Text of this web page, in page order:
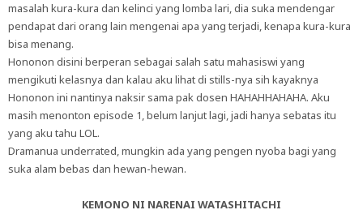
masalah kura-kura dan kelinci yang lomba lari, dia suka mendengar
pendapat dari orang lain mengenai apa yang terjadi, kenapa kura-kura
bisa menang.
Hononon disini berperan sebagai salah satu mahasiswi yang
mengikuti kelasnya dan kalau aku lihat di stills-nya sih kayaknya
Hononon ini nantinya naksir sama pak dosen HAHAHHAHAHA. Aku
masih menonton episode 1, belum lanjut lagi, jadi hanya sebatas itu
yang aku tahu LOL.
Dramanua underrated, mungkin ada yang pengen nyoba bagi yang
suka alam bebas dan hewan-hewan.
KEMONO NI NARENAI WATASHITACHI